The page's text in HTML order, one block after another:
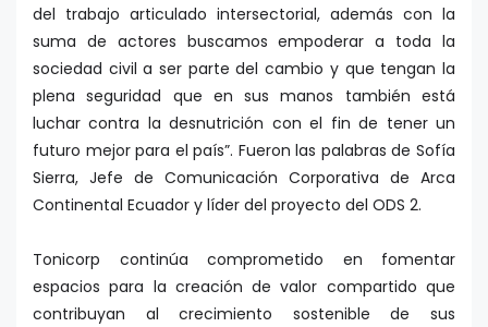
del trabajo articulado intersectorial, además con la
suma de actores buscamos empoderar a toda la
sociedad civil a ser parte del cambio y que tengan la
plena seguridad que en sus manos también está
luchar contra la desnutrición con el fin de tener un
futuro mejor para el país”. Fueron las palabras de Sofía
Sierra, Jefe de Comunicación Corporativa de Arca
Continental Ecuador y líder del proyecto del ODS 2.
Tonicorp continúa comprometido en fomentar
espacios para la creación de valor compartido que
contribuyan al crecimiento sostenible de sus